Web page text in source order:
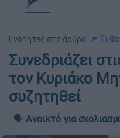
Ενότητες στο άρθρο: 📌 Τι
Συνεδριάζει
τον Κυριάκο
συζητηθεί
🗣️ Ανοικτό για